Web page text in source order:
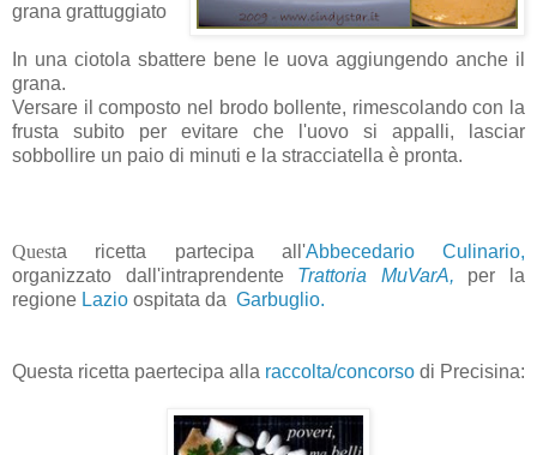
grana grattuggiato
In una ciotola sbattere bene le uova aggiungendo anche il
grana.
Versare il composto nel brodo bollente, rimescolando con la
frusta subito per evitare che l'uovo si appalli, lasciar
sobbollire un paio di minuti e la stracciatella è pronta.
Questa ricetta partecipa all'Abbecedario Culinario,
organizzato dall'intraprendenteTrattoria MuVarA, per la
regione Lazio ospitata da Garbuglio.
Questa ricetta paertecipa alla raccolta/concorso di Precisina: